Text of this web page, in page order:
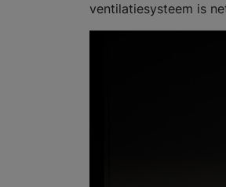
ventilatiesysteem is